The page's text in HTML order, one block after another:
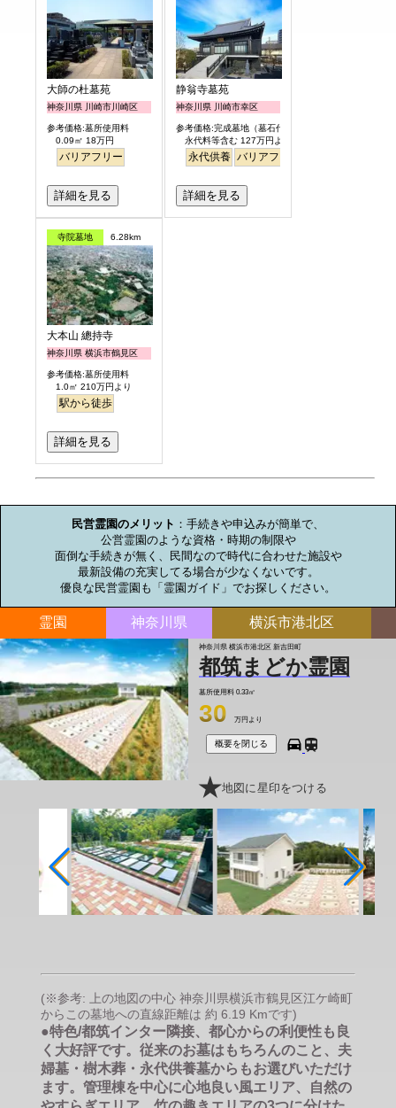
大師の杜墓苑
神奈川県 川崎市川崎区
参考価格:墓所使用料
0.09㎡ 18万円
バリアフリー
詳細を見る
静翁寺墓苑
神奈川県 川崎市幸区
参考価格:完成墓地（墓石代含）
永代料等含む 127万円より
永代供養 バリアフリー
詳細を見る
寺院墓地 6.28km
大本山 總持寺
神奈川県 横浜市鶴見区
参考価格:墓所使用料
1.0㎡ 210万円より
駅から徒歩
詳細を見る
民営霊園のメリット ：手続きや申込みが簡単で、
公営霊園のような資格・時期の制限や
面倒な手続きが無く、民間なので時代に合わせた施設や
最新設備の充実してる場合が少なくないです。
優良な民営霊園も「霊園ガイド」でお探しください。
霊園 神奈川県 横浜市港北区
神奈川県 横浜市港北区 新吉田町
都筑まどか霊園
墓所使用料 0.33㎡
30 万円より
概要を閉じる
地図に星印をつける
(※参考: 上の地図の中心 神奈川県横浜市鶴見区江ケ崎町
からこの墓地への直線距離は 約 6.19 Kmです)
●特色/都筑インター隣接、都心からの利便性も良
く大好評です。従来のお墓はもちろんのこと、夫
婦墓・樹木葬・永代供養墓からもお選びいただけ
ます。管理棟を中心に心地良い風エリア、自然の